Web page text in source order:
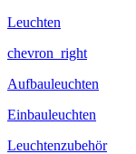
Leuchten
chevron_right
Aufbauleuchten
Einbauleuchten
Leuchtenzubehör